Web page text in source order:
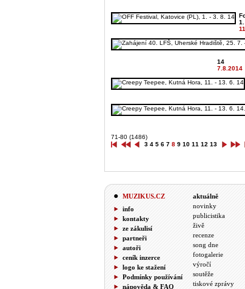
14
7.8.2014
71-80 (1486)
3 4 5 6 7 8 9 10 11 12 13
MUZIKUS.CZ
info
kontakty
ze zákulisí
partneři
autoři
ceník inzerce
logo ke stažení
Podmínky používání
nápověda & FAQ
aktuálně
novinky
publicistika
živě
recenze
song dne
fotogalerie
výročí
soutěže
tiskové zprávy